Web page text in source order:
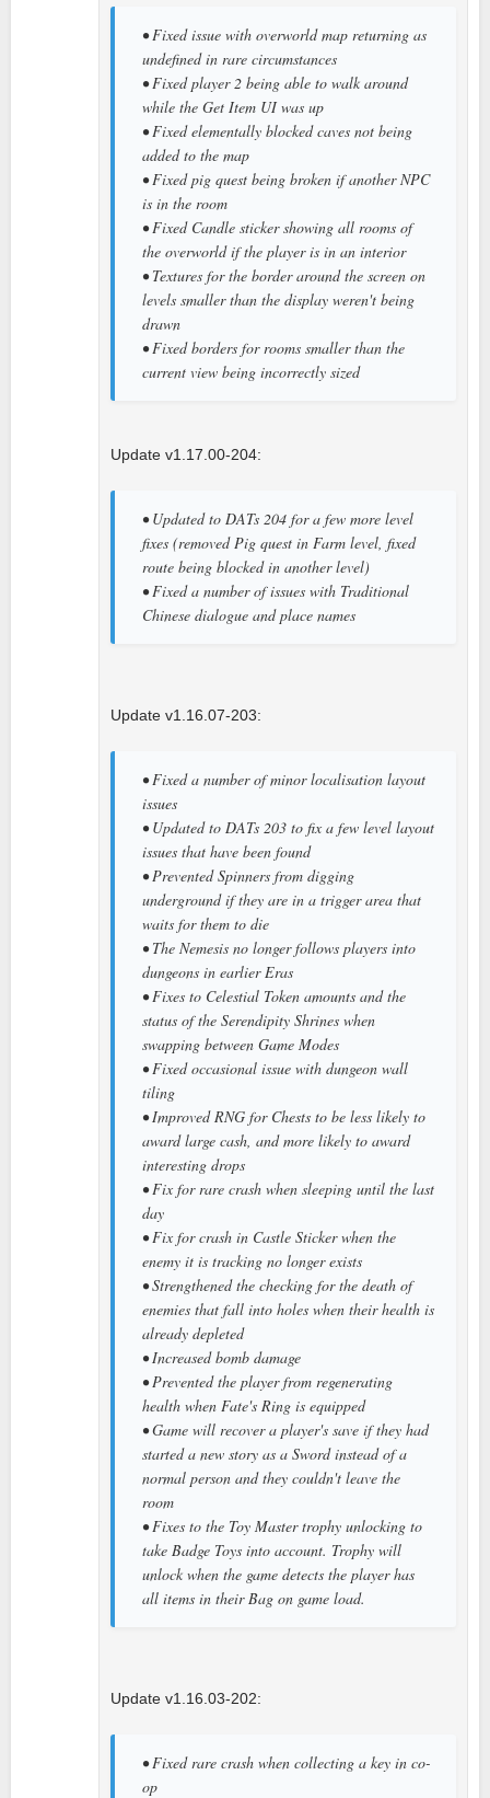
• Fixed issue with overworld map returning as
undefined in rare circumstances
• Fixed player 2 being able to walk around
while the Get Item UI was up
• Fixed elementally blocked caves not being
added to the map
• Fixed pig quest being broken if another NPC
is in the room
• Fixed Candle sticker showing all rooms of
the overworld if the player is in an interior
• Textures for the border around the screen on
levels smaller than the display weren't being
drawn
• Fixed borders for rooms smaller than the
current view being incorrectly sized
Update v1.17.00-204:
• Updated to DATs 204 for a few more level
fixes (removed Pig quest in Farm level, fixed
route being blocked in another level)
• Fixed a number of issues with Traditional
Chinese dialogue and place names
Update v1.16.07-203:
• Fixed a number of minor localisation layout
issues
• Updated to DATs 203 to fix a few level layout
issues that have been found
• Prevented Spinners from digging
underground if they are in a trigger area that
waits for them to die
• The Nemesis no longer follows players into
dungeons in earlier Eras
• Fixes to Celestial Token amounts and the
status of the Serendipity Shrines when
swapping between Game Modes
• Fixed occasional issue with dungeon wall
tiling
• Improved RNG for Chests to be less likely to
award large cash, and more likely to award
interesting drops
• Fix for rare crash when sleeping until the last
day
• Fix for crash in Castle Sticker when the
enemy it is tracking no longer exists
• Strengthened the checking for the death of
enemies that fall into holes when their health is
already depleted
• Increased bomb damage
• Prevented the player from regenerating
health when Fate's Ring is equipped
• Game will recover a player's save if they had
started a new story as a Sword instead of a
normal person and they couldn't leave the
room
• Fixes to the Toy Master trophy unlocking to
take Badge Toys into account. Trophy will
unlock when the game detects the player has
all items in their Bag on game load.
Update v1.16.03-202:
• Fixed rare crash when collecting a key in co-
op